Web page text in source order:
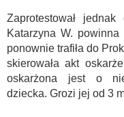
Zaprotestował
Katarzyna W.
ponownie trafiła do
skierowała akt
oskarżona jest o
dziecka. Grozi jej od 3